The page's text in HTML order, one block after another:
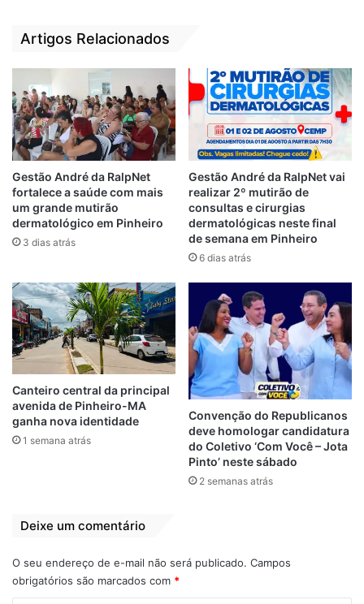
Em um dos pontos de destaque da live, o
terapeuta ocupacional Danilo Veras falou da
contribuição da equipe multiprofissional no
tratamento das crianças. “A equipe
multiprofissional tem uma grande
contribuição para o avanço no tratamento
de nossas crianças”, frisou ele, que foi o
intermediador da live que teve 1h de
duração.
Para quem não assistiu a mega live ao vivo,
a Florescer Saúde disponibilizou a
transmissão na íntegra em seu feed no
perfil do Instagram. Assista abaixo na
íntegra:
Artigos Relacionados
Gestão André da RalpNet
fortalece a saúde com mais
um grande mutirão
dermatológico em Pinheiro
3 dias atrás
Gestão André da RalpNet vai
realizar 2º mutirão de
consultas e cirurgias
dermatológicas neste final
de semana em Pinheiro
6 dias atrás
Canteiro central da principal
avenida de Pinheiro-MA
ganha nova identidade
1 semana atrás
Convenção do Republicanos
deve homologar candidatura
do Coletivo ‘Com Você – Jota
Pinto’ neste sábado
2 semanas atrás
Deixe um comentário
O seu endereço de e-mail não será publicado. Campos
obrigatórios são marcados com *